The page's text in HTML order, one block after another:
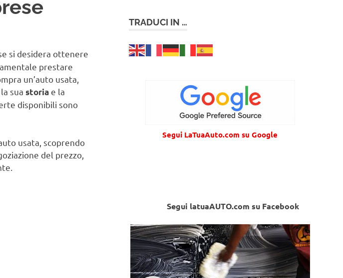
si desidera ottenere
prestare
un’auto usata,
sua storia e la
disponibili sono
usata, scoprendo
del prezzo,
TRADUCI IN …
Segui LaTuaAuto.com su Google
Segui latuaAUTO.com su Facebook